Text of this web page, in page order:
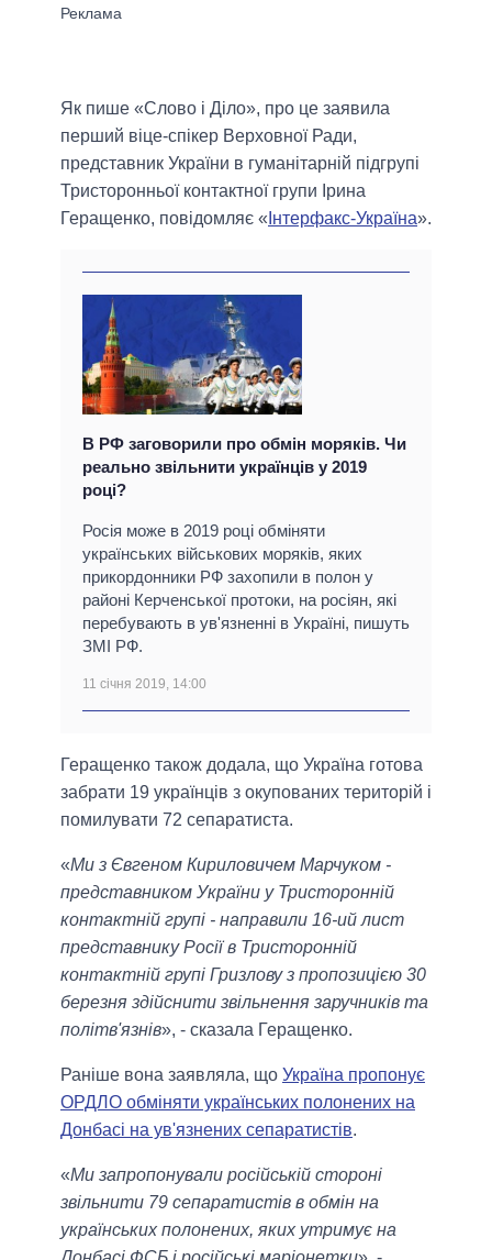
Як пише «Слово і Діло», про це заявила
перший віце-спікер Верховної Ради,
представник України в гуманітарній підгрупі
Тристоронньої контактної групи Ірина
Геращенко, повідомляє « Інтерфакс-Україна».
В РФ заговорили про обмін моряків. Чи
реально звільнити українців у 2019
році?
Росія може в 2019 році обміняти
українських військових моряків, яких
прикордонники РФ захопили в полон у
районі Керченської протоки, на росіян, які
перебувають в ув'язненні в Україні, пишуть
ЗМІ РФ.
11 січня 2019, 14:00
Геращенко також додала, що Україна готова
забрати 19 українців з окупованих територій і
помилувати 72 сепаратиста.
«Ми з Євгеном Кириловичем Марчуком -
представником України у Тристоронній
контактній групі - направили 16-ий лист
представнику Росії в Тристоронній
контактній групі Гризлову з пропозицією 30
березня здійснити звільнення заручників та
політв'язнів», - сказала Геращенко.
Раніше вона заявляла, що Україна пропонує
ОРДЛО обміняти українських полонених на
Донбасі на ув'язнених сепаратистів.
«Ми запропонували російській стороні
звільнити 79 сепаратистів в обмін на
українських полонених, яких утримує на